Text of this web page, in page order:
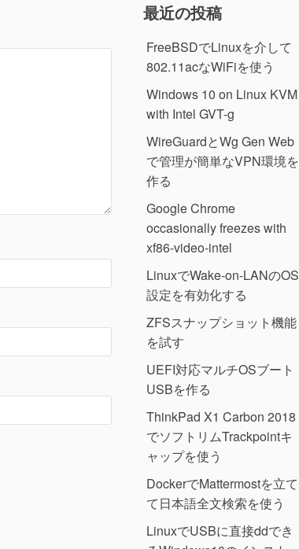
最近の投稿
FreeBSDでLinuxを介して
802.11acなWiFiを使う
Windows 10 on Linux KVM
with Intel GVT-g
WireGuardとWg Gen Web
で管理が簡単なVPN環境を
作る
Google Chrome
occasionally freezes with
xf86-video-intel
LinuxでWake-on-LANのOS
設定を有効化する
ZFSスナップショット機能
を試す
UEFI対応マルチOSブート
USBを作る
ThinkPad X1 Carbon 2018
でソフトリムTrackpointキ
ャップを使う
DockerでMattermostを立て
て日本語全文検索を使う
LinuxでUSBに直接ddでき